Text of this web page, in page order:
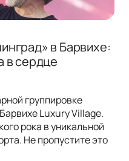
в Барвихе:
в сердце
группировке
Luxury Village.
рока в уникальной
Не пропустите это